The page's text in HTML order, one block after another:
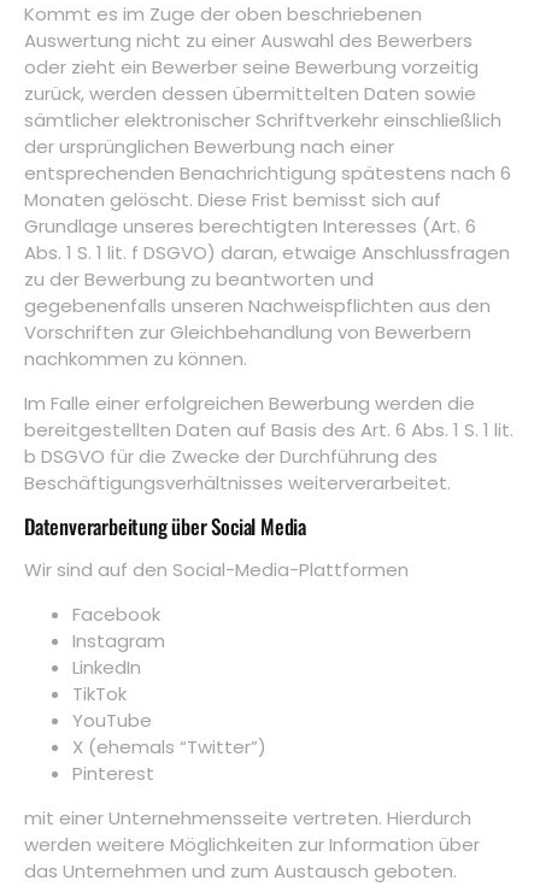
Kommt es im Zuge der oben beschriebenen
Auswertung nicht zu einer Auswahl des Bewerbers
oder zieht ein Bewerber seine Bewerbung vorzeitig
zurück, werden dessen übermittelten Daten sowie
sämtlicher elektronischer Schriftverkehr einschließlich
der ursprünglichen Bewerbung nach einer
entsprechenden Benachrichtigung spätestens nach 6
Monaten gelöscht. Diese Frist bemisst sich auf
Grundlage unseres berechtigten Interesses (Art. 6
Abs. 1 S. 1 lit. f DSGVO) daran, etwaige Anschlussfragen
zu der Bewerbung zu beantworten und
gegebenenfalls unseren Nachweispflichten aus den
Vorschriften zur Gleichbehandlung von Bewerbern
nachkommen zu können.
Im Falle einer erfolgreichen Bewerbung werden die
bereitgestellten Daten auf Basis des Art. 6 Abs. 1 S. 1 lit.
b DSGVO für die Zwecke der Durchführung des
Beschäftigungsverhältnisses weiterverarbeitet.
Datenverarbeitung über Social Media
Wir sind auf den Social-Media-Plattformen
Facebook
Instagram
LinkedIn
TikTok
YouTube
X (ehemals “Twitter”)
Pinterest
mit einer Unternehmensseite vertreten. Hierdurch
werden weitere Möglichkeiten zur Information über
das Unternehmen und zum Austausch geboten.